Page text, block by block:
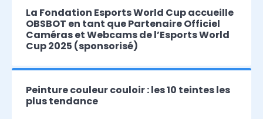
La Fondation Esports World Cup accueille
OBSBOT en tant que Partenaire Officiel
Caméras et Webcams de l’Esports World
Cup 2025 (sponsorisé)
Peinture couleur couloir : les 10 teintes les
plus tendance